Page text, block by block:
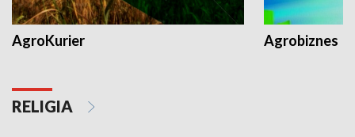
AgroKurier Agrobiznes
RELIGIA